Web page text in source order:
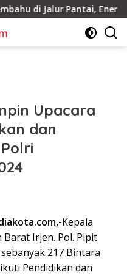
Pantai, Energi
Upacara
dan
Kepala
Irjen. Pol. Pipit
217 Bintara
Pendidikan dan